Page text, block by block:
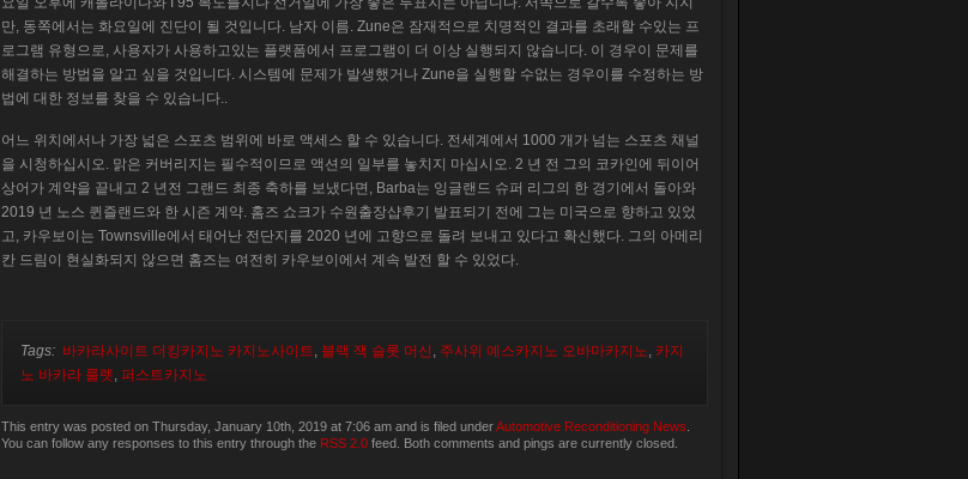
만, 동쪽에서는 화요일에 진단이 될 것입니다. 남자 이름. Zune은 잠재적으로 치명적인 결과를 초래할 수있는 프
로그램 유형으로, 사용자가 사용하고있는 플랫폼에서 프로그램이 더 이상 실행되지 않습니다. 이 경우이 문제를
해결하는 방법을 알고 싶을 것입니다. 시스템에 문제가 발생했거나 Zune을 실행할 수없는 경우이를 수정하는 방
법에 대한 정보를 찾을 수 있습니다..
어느 위치에서나 가장 넓은 스포츠 범위에 바로 액세스 할 수 있습니다. 전세계에서 1000 개가 넘는 스포츠 채널
을 시청하십시오. 맑은 커버리지는 필수적이므로 액션의 일부를 놓치지 마십시오. 2 년 전 그의 코카인에 뒤이어
상어가 계약을 끝내고 2 년전 그랜드 최종 축하를 보냈다면, Barba는 잉글랜드 슈퍼 리그의 한 경기에서 돌아와
2019 년 노스 퀸즐랜드와 한 시즌 계약. 홈즈 쇼크가 수원출장샵후기 발표되기 전에 그는 미국으로 향하고 있었
고, 카우보이는 Townsville에서 태어난 전단지를 2020 년에 고향으로 돌려 보내고 있다고 확신했다. 그의 아메리
칸 드림이 현실화되지 않으면 홈즈는 여전히 카우보이에서 계속 발전 할 수 있었다.
Tags: 바카라사이트 더킹카지노 카지노사이트, 블랙 잭 슬롯 머신 , 주사위 예스카지노 오바마카지노, 카지
노 바카라 룰렛, 퍼스트카지노
This entry was posted on Thursday, January 10th, 2019 at 7:06 am and is filed underAutomotive Reconditioning News
You can follow any responses to this entry through the RSS 2.0 feed. Both comments and pings are currently closed.